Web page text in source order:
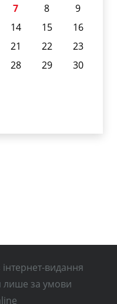
7 8
9
14 15
16
21 22
23
28 29
30
видання
лише за умови